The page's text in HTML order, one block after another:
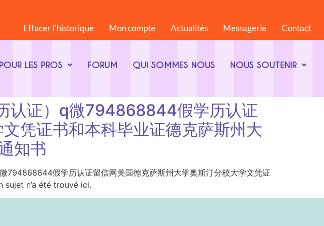
Effacer l’historique Mon compte Actualités Messagerie Contact
POUR LES PROS FORUM QUI SOMMES NOUS NOUS SOUTENIR
认证）q微794868844假学历认证
凭证书和本科毕业证德克萨斯州大
知书
假学历认证留信网美国德克萨斯州大学奥斯汀分校大学文凭证
sujet n’a été trouvé ici.